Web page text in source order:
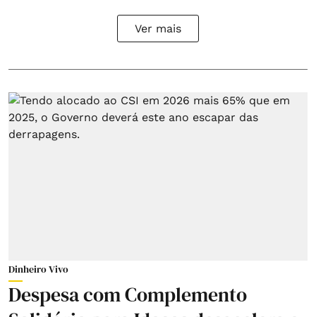
Ver mais
Dinheiro Vivo
Despesa com Complemento